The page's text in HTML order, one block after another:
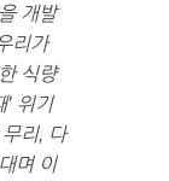
개발
리가
식량
위기
리, 다
며 이